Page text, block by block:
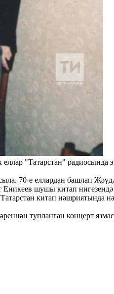
еллар "Татарстан"
70-е еллардан башлап
шушы китап
китап нәшриятында
тупланган концерт